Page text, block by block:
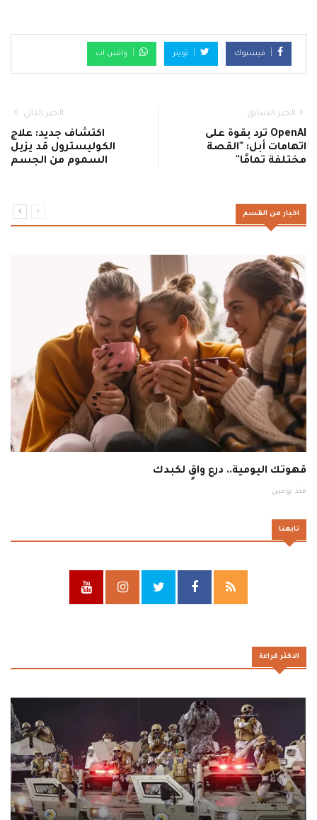
فيسبوك تويتر واتس اب
الخبر السابق
OpenAI ترد بقوة على
اتهامات أبل: "القصة
مختلفة تمامًا"
الخبر التالي
اكتشاف جديد: علاج
الكوليسترول قد يزيل
السموم من الجسم
اخبار من القسم
قهوتك اليومية.. درع واقٍ لكبدك
منذ يومين
تابعنا
الاكثر قراءة